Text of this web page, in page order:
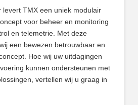
levert TMX een uniek modulair
voor beheer en monitoring
en telemetrie. Met deze
een bewezen betrouwbaar en
Hoe wij uw uitdagingen
kunnen ondersteunen met
vertellen wij u graag in